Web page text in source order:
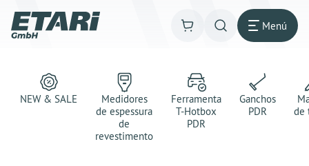
Menú
NEW & SALE
Medidores
de espessura
de
revestimento
Ferramenta
T-Hotbox
PDR
Ganchos
PDR
de